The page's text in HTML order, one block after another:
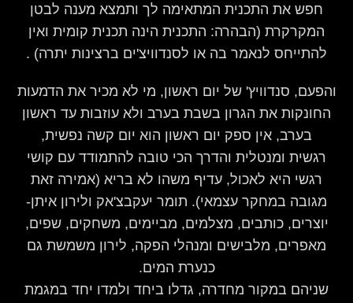
חפש את התכנית המתאימה לך ותמצא מענה לבטן
המקרקרת (הבהרה: התכנית הינה תכנית קומית ואין
להתייחס לנאמר בה או לסנדוויצ'ים ברצינות יתרה) .
והפעם, סנדוויץ' של יום ראשון, מי לא מכיר את הדמעות
החונקות את הגרון בשבת בערב ולא עוזבות עד ראשון
בערב, אין ספק יום ראשון הוא יום קשה נפשית,
רגשית ומנטלית והדרך הכי טובה להתמודד עם קושי
רגשי היא לאכול, עדיף משהו לא בריא (אמירה זאת
מגובה במחקר עצמאי). תומר יעקבצ'אק ולירון איתן-
יוצרים, כותבים, מצלמים, מביימים, משחקים, שפים,
מאפרים, מלבישים ומנהלי הפקה, לירון משמשת גם
כנערת המים.
שניהם במקור מחדרה, גדלו ביחד ולמדו יחד במגמת